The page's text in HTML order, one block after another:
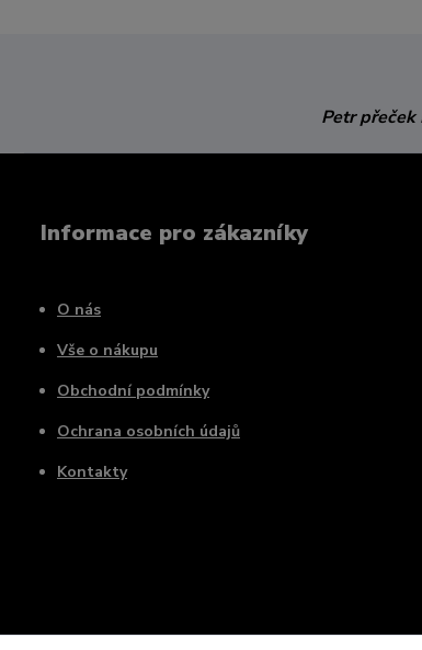
Petr přeček
Informace pro zákazníky
O nás
Vše o nákupu
Obchodní podmínky
Ochrana osobních údajů
Kontakty